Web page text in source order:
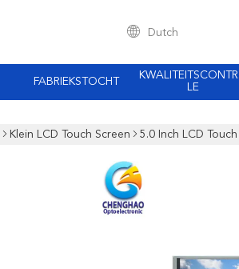
Dutch
FABRIEKSTOCHT
LE
Klein LCD Touch Screen 5.0 Inch LCD